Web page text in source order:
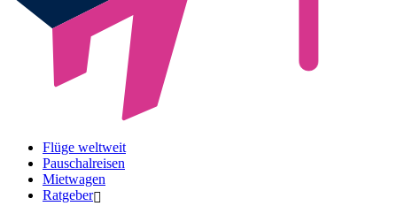
Flüge weltweit
Pauschalreisen
Mietwagen
Ratgeber